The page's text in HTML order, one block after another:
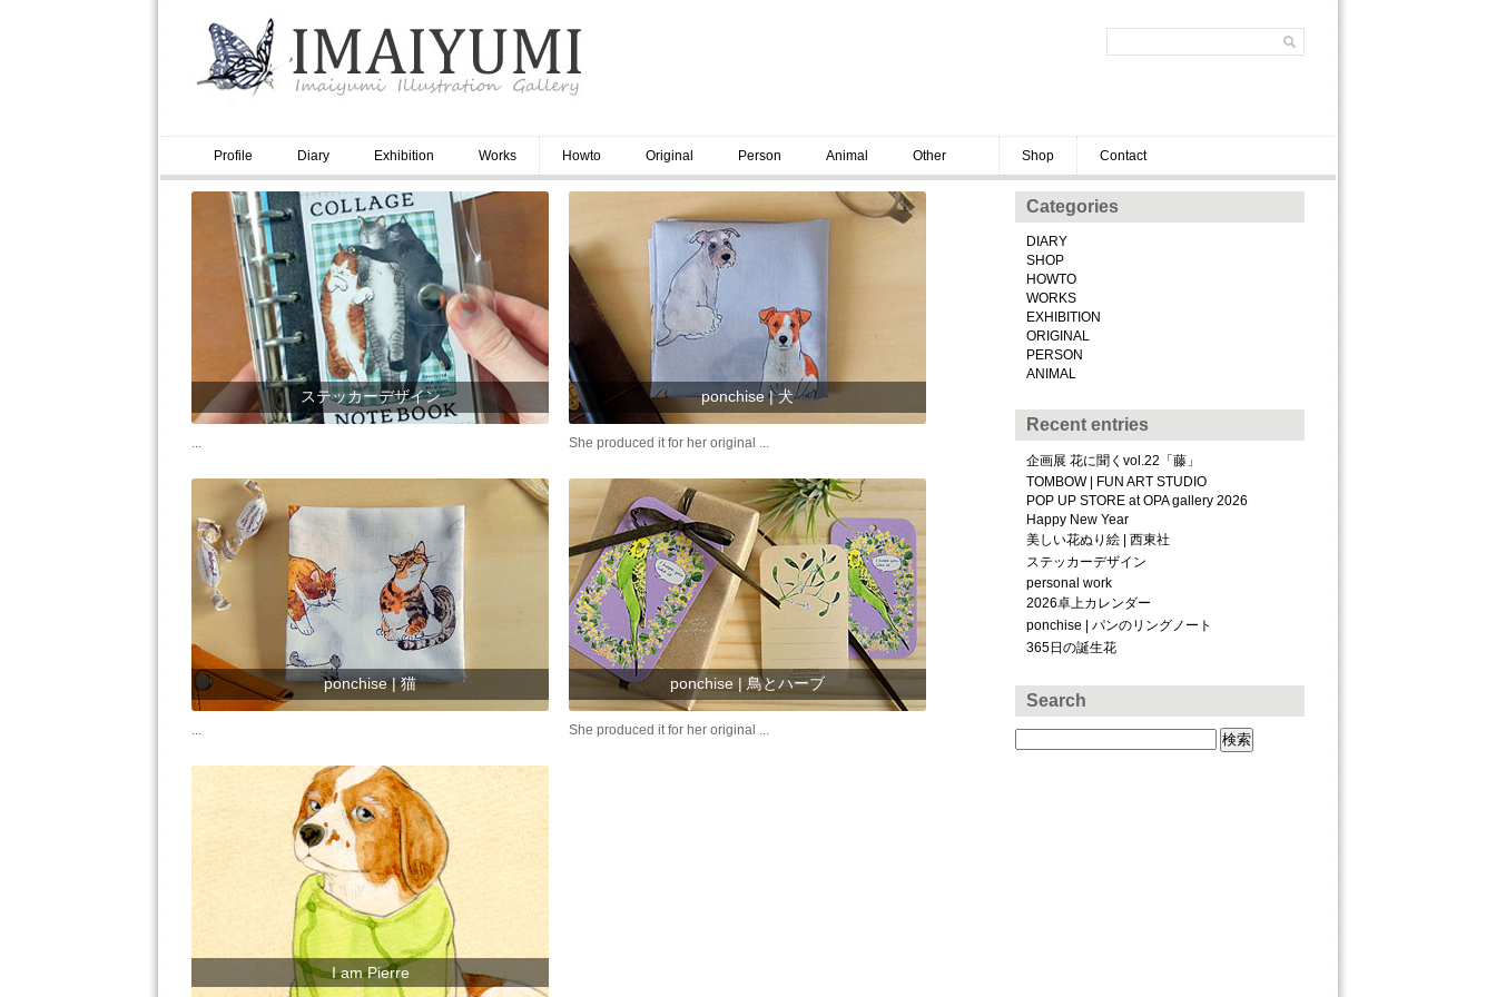
Profile Diary Exhibition Works Howto Original Person Animal Other Shop Contact
ステッカーデザイン
...
ponchise | 犬
She produced it for her original ...
ponchise | 猫
...
ponchise | 鳥とハーブ
She produced it for her original ...
I am Pierre
Categories
DIARY
SHOP
HOWTO
WORKS
EXHIBITION
ORIGINAL
PERSON
ANIMAL
Recent entries
企画展 花に聞くvol.22「藤」
TOMBOW | FUN ART STUDIO
POP UP STORE at OPA gallery 2026
Happy New Year
美しい花ぬり絵 | 西東社
ステッカーデザイン
personal work
2026卓上カレンダー
ponchise | パンのリングノート
365日の誕生花
Search
索: